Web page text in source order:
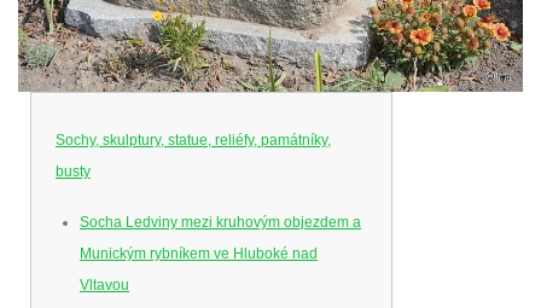
Sochy, skulptury, statue, reliéfy, památníky,
busty
Socha Ledviny mezi kruhovým objezdem a
Munickým rybníkem ve Hluboké nad
Vltavou